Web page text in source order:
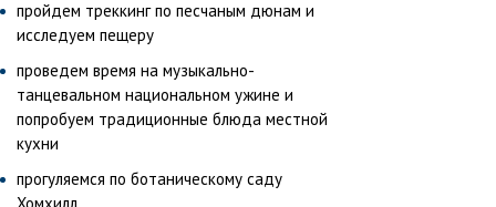
пройдем треккинг по песчаным дюнам и
исследуем пещеру
проведем время на музыкально-
танцевальном национальном ужине и
попробуем традиционные блюда местной
кухни
прогуляемся по ботаническому саду